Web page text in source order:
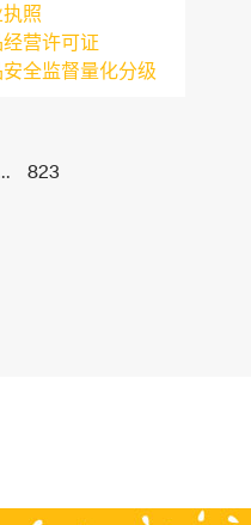
照
营许可证
全监督量化分级
823